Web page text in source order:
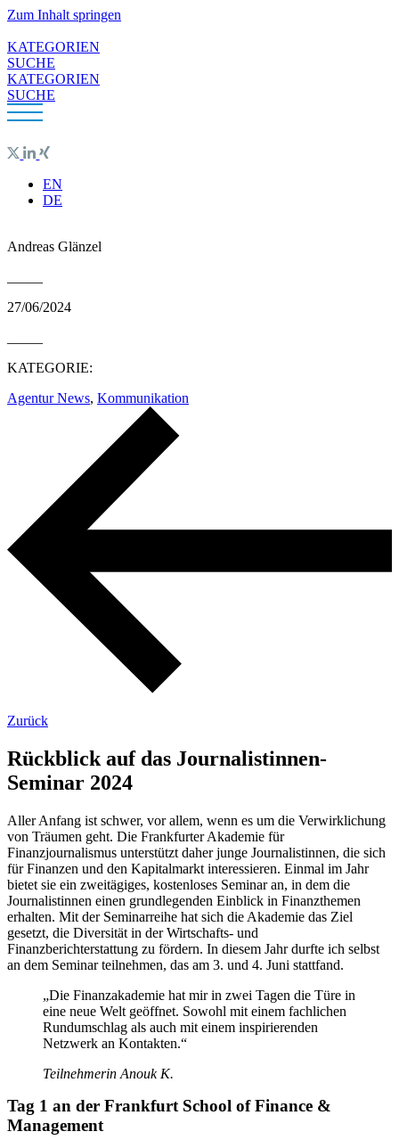
Zum Inhalt springen
KATEGORIEN
SUCHE
KATEGORIEN
SUCHE
EN
DE
Andreas Glänzel
27/06/2024
KATEGORIE:
Agentur News, Kommunikation
Zurück
Rückblick auf das Journalistinnen-
Seminar 2024
Aller Anfang ist schwer, vor allem, wenn es um die Verwirklichung
von Träumen geht. Die Frankfurter Akademie für
Finanzjournalismus unterstützt daher junge Journalistinnen, die sich
für Finanzen und den Kapitalmarkt interessieren. Einmal im Jahr
bietet sie ein zweitägiges, kostenloses Seminar an, in dem die
Journalistinnen einen grundlegenden Einblick in Finanzthemen
erhalten. Mit der Seminarreihe hat sich die Akademie das Ziel
gesetzt, die Diversität in der Wirtschafts- und
Finanzberichterstattung zu fördern. In diesem Jahr durfte ich selbst
an dem Seminar teilnehmen, das am 3. und 4. Juni stattfand.
„Die Finanzakademie hat mir in zwei Tagen die Türe in
eine neue Welt geöffnet. Sowohl mit einem fachlichen
Rundumschlag als auch mit einem inspirierenden
Netzwerk an Kontakten.“
Teilnehmerin Anouk K.
Tag 1 an der Frankfurt School of Finance &
Management